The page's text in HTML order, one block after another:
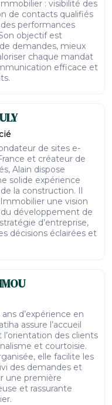
: visibilité des
de contacts qualifiés
performances
objectif est
demandes, mieux
chaque mandat
efficace et
de sites e-
et créateur de
Alain dispose
solide expérience
la construction. Il
une vision
développement de
d’entreprise,
décisions éclairées et
d’expérience en
assure l’accueil
des clients
et courtoisie.
elle facilite les
des demandes et
une première
et rassurante